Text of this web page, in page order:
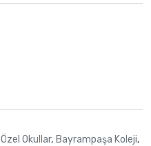
Özel Okullar, Bayrampaşa Koleji,